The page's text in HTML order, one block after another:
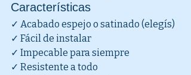
Características
✓ Acabado espejo o satinado (elegís)
✓ Fácil de instalar
✓ Impecable para siempre
✓ Resistente a todo